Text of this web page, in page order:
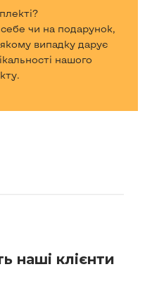
чи на подарунок,
випадку дарує
нашого
наші клієнти